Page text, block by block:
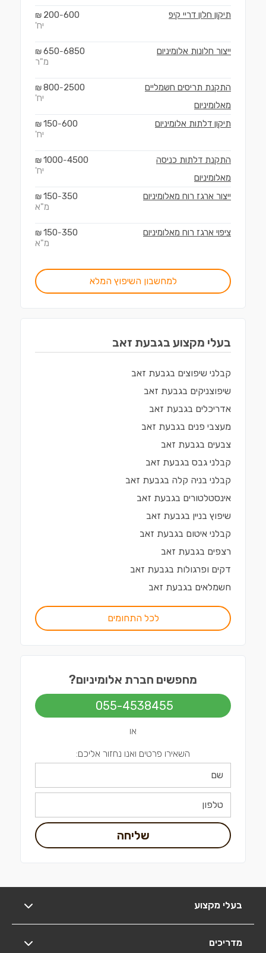
תיקון חלון דריי קיפ 200-600
₪
יח'
ייצור חלונות אלומיניום 650-6850
₪
מ"ר
התקנת תריסים חשמליים
מאלומיניום
800-2500
₪
יח'
תיקון דלתות אלומיניום 150-600
₪
יח'
התקנת דלתות כניסה
מאלומיניום
1000-4500
₪
יח'
ייצור ארגז רוח מאלומיניום 150-350
₪
מ"א
ציפוי ארגז רוח מאלומיניום 150-350
₪
מ"א
למחשבון השיפוץ המלא
בעלי מקצוע בגבעת זאב
קבלני שיפוצים בגבעת זאב
שיפוצניקים בגבעת זאב
אדריכלים בגבעת זאב
מעצבי פנים בגבעת זאב
צבעים בגבעת זאב
קבלני גבס בגבעת זאב
קבלני בניה קלה בגבעת זאב
אינסטלטורים בגבעת זאב
שיפוץ בניין בגבעת זאב
קבלני איטום בגבעת זאב
רצפים בגבעת זאב
דקים ופרגולות בגבעת זאב
חשמלאים בגבעת זאב
לכל התחומים
מחפשים חברת אלומיניום?
055-4538455
או
השאירו פרטים ואנו נחזור אליכם:
שליחה
בעלי מקצוע
מדריכים